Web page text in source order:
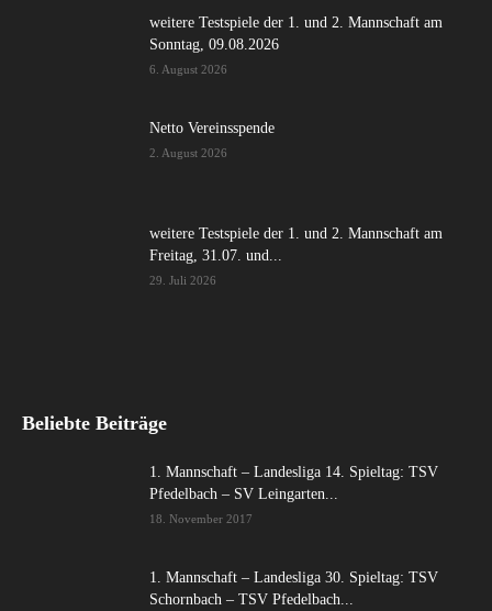
weitere Testspiele der 1. und 2. Mannschaft am
Sonntag, 09.08.2026
6. August 2026
Netto Vereinsspende
2. August 2026
weitere Testspiele der 1. und 2. Mannschaft am
Freitag, 31.07. und...
29. Juli 2026
Beliebte Beiträge
1. Mannschaft – Landesliga 14. Spieltag: TSV
Pfedelbach – SV Leingarten...
18. November 2017
1. Mannschaft – Landesliga 30. Spieltag: TSV
Schornbach – TSV Pfedelbach...